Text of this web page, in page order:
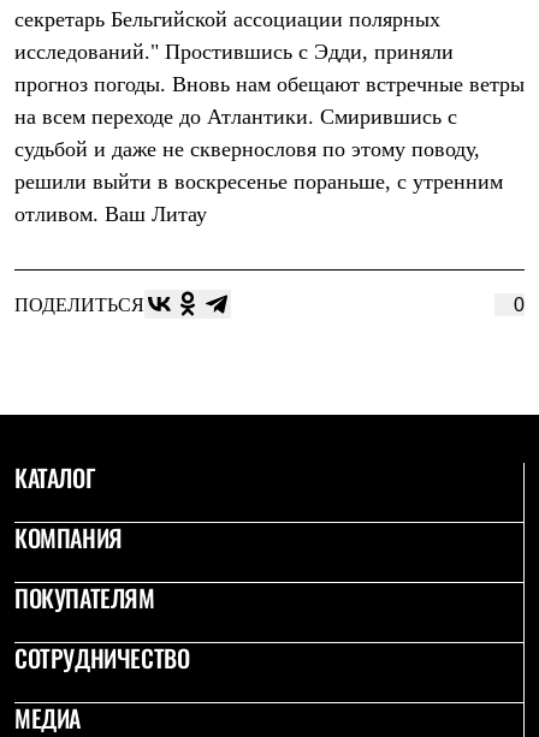
PEAK
ЗА ПОЛЯРНЫМ КРУГОМ
TREK
BASK kids
CITY
BASK juno
ИДЁМ В ПОХОД
Дневник капитана
Каталог дилеров
Отцы основатели
Команда Баск
Дилерам
Стать дилером
Услуги
Где купить
секретарь Бельгийской ассоциации полярных
исследований." Простившись с Эдди, приняли
прогноз погоды. Вновь нам обещают встречные ветры
на всем переходе до Атлантики. Смирившись с
судьбой и даже не сквернословя по этому поводу,
решили выйти в воскресенье пораньше, с утренним
отливом. Ваш Литау
ПОДЕЛИТЬСЯ 0
КАТАЛОГ
КОМПАНИЯ
ПОКУПАТЕЛЯМ
СОТРУДНИЧЕСТВО
МЕДИА